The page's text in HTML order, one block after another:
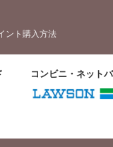
ント購入方法
コンビニ・ネット